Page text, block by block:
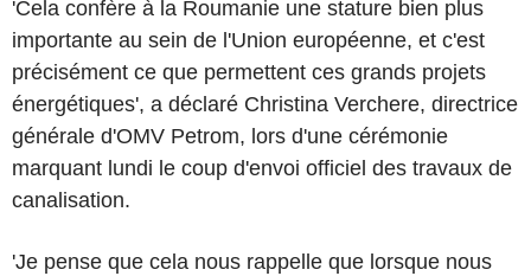
'Cela confère à la Roumanie une stature bien plus
importante au sein de l'Union européenne, et c'est
précisément ce que permettent ces grands projets
énergétiques', a déclaré Christina Verchere, directrice
générale d'OMV Petrom, lors d'une cérémonie
marquant lundi le coup d'envoi officiel des travaux de
canalisation.
'Je pense que cela nous rappelle que lorsque nous